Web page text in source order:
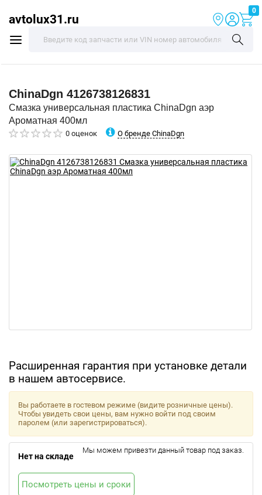
avtolux31.ru
0
ChinaDgn 4126738126831
Смазка универсальная пластика ChinaDgn аэр
Ароматная 400мл
0 оценок О бренде ChinaDgn
Расширенная гарантия при установке детали
в нашем автосервисе.
Вы работаете в гостевом режиме (видите розничные цены).
Чтобы увидеть свои цены, вам нужно войти под своим
паролем (или зарегистрироваться).
Нет на складе
Мы можем привезти данный товар под заказ.
Посмотреть цены и сроки